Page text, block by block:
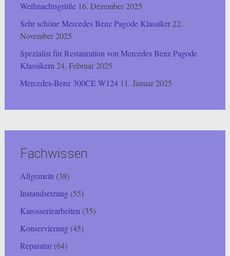
Weihnachtsgrüße 16. Dezember 2025
Sehr schöne Mercedes Benz Pagode Klassiker22.
November 2025
Spezialist für Restauration von Mercedes Benz Pagode
Klassikern 24. Februar 2025
Mercedes-Benz 300CE W124 11. Januar 2025
Fachwissen
Allgemein (38)
Instandsetzung(55)
Karosseriearbeiten (35)
Konservierung(45)
Reparatur(64)